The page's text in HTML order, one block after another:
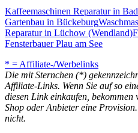
Kaffeemaschinen Reparatur in
Gartenbau in Bückeburg
Reparatur in Lüchow (Wendland)
Fensterbauer Plau am See
* = Affiliate-/Werbelinks
Die mit Sternchen (*)
Affiliate-Links. Wenn Sie auf so
diesen Link einkaufen,
Shop oder Anbieter eine
nicht.